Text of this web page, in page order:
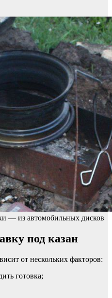
— из автомобильных дисков
под казан
от нескольких факторов:
готовка;